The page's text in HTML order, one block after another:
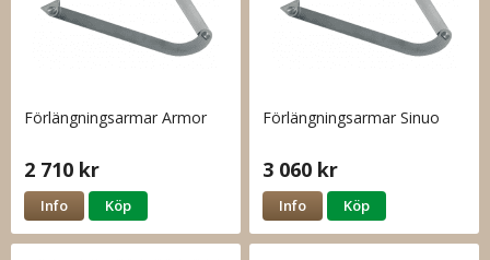
Förlängningsarmar Armor
2 710 kr
Info Köp
Förlängningsarmar Sinuo
3 060 kr
Info Köp